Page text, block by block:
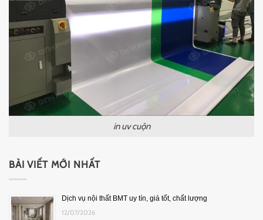
in uv cuộn
BÀI VIẾT MỚI NHẤT
Dịch vụ nội thất BMT uy tín, giá tốt, chất lượng
12/07/2026